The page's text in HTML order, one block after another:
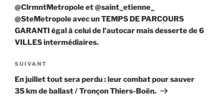
@ClrmntMetropole et @saint_etienne_
@SteMetropole avec un TEMPS DE PARCOURS
GARANTI égal à celui de l’autocar mais desserte de 6
VILLES intermédiaires.
Article
suivant
SUIVANT
En juillet tout sera perdu : leur combat pour sauver
35 km de ballast / Tronçon Thiers-Boën.